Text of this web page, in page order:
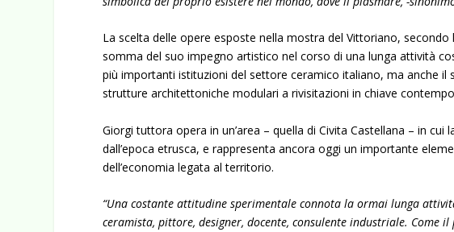
La scelta delle opere esposte nella mostra del Vittoriano,
somma del suo impegno artistico nel corso di una lunga attività
più importanti istituzioni del settore ceramico italiano, ma anche il
strutture architettoniche modulari a rivisitazioni in chiave
Giorgi tuttora opera in un’area – quella di Civita Castellana – in
dall’epoca etrusca, e rappresenta ancora oggi un importante
dell’economia legata al territorio.
“Una costante attitudine sperimentale connota la ormai lunga
ceramista, pittore, designer, docente, consulente industriale. Come